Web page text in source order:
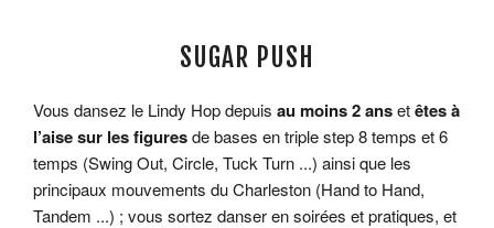
SUGAR PUSH
Vous dansez le Lindy Hop depuisau moins 2 ansetêtes à
l’aise sur les figuresde bases en triple step 8 temps et 6
temps (Swing Out, Circle, Tuck Turn ...) ainsi que les
principaux mouvements du Charleston (Hand to Hand,
Tandem ...) ; vous sortez danser en soirées et pratiques, et